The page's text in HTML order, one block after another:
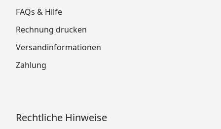
FAQs & Hilfe
Rechnung drucken
Versandinformationen
Zahlung
Rechtliche Hinweise